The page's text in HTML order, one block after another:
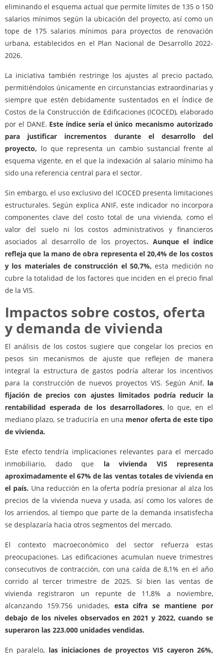
eliminando el esquema actual que permite límites de 135 o 150
salarios mínimos según la ubicación del proyecto, así como un
tope de 175 salarios mínimos para proyectos de renovación
urbana, establecidos en el Plan Nacional de Desarrollo 2022-
2026.
La iniciativa también restringe los ajustes al precio pactado,
permitiéndolos únicamente en circunstancias extraordinarias y
siempre que estén debidamente sustentados en el Índice de
Costos de la Construcción de Edificaciones (ICOCED), elaborado
por el DANE. Este índice sería el único mecanismo autorizado
para justificar incrementos durante el desarrollo del
proyecto, lo que representa un cambio sustancial frente al
esquema vigente, en el que la indexación al salario mínimo ha
sido una referencia central para el sector.
Sin embargo, el uso exclusivo del ICOCED presenta limitaciones
estructurales. Según explica ANIF, este indicador no incorpora
componentes clave del costo total de una vivienda, como el
valor del suelo ni los costos administrativos y financieros
asociados al desarrollo de los proyectos. Aunque el índice
refleja que la mano de obra representa el 20,4% de los costos
y los materiales de construcción el 50,7%,esta medición no
cubre la totalidad de los factores que inciden en el precio final
de la VIS.
Impactos sobre costos, oferta
y demanda de vivienda
El análisis de los costos sugiere que congelar los precios en
pesos sin mecanismos de ajuste que reflejen de manera
integral la estructura de gastos podría alterar los incentivos
para la construcción de nuevos proyectos VIS. Según Anif, la
fijación de precios con ajustes limitados podría reducir la
rentabilidad esperada de los desarrolladores, lo que, en el
mediano plazo, se traduciría en una menor oferta de este tipo
de vivienda.
Este efecto tendría implicaciones relevantes para el mercado
inmobiliario, dado que la vivienda VIS representa
aproximadamente el 67% de las ventas totales de vivienda en
el país. Una reducción en la oferta podría presionar al alza los
precios de la vivienda nueva y usada, así como los valores de
los arriendos, al tiempo que parte de la demanda insatisfecha
se desplazaría hacia otros segmentos del mercado.
El contexto macroeconómico del sector refuerza estas
preocupaciones. Las edificaciones acumulan nueve trimestres
consecutivos de contracción, con una caída de 8,1% en el año
corrido al tercer trimestre de 2025. Si bien las ventas de
vivienda registraron un repunte de 11,8% a noviembre,
alcanzando 159.756 unidades,esta cifra se mantiene por
debajo de los niveles observados en 2021 y 2022, cuando se
superaron las 223.000 unidades vendidas.
En paralelo, las iniciaciones de proyectos VIS cayeron 26%,